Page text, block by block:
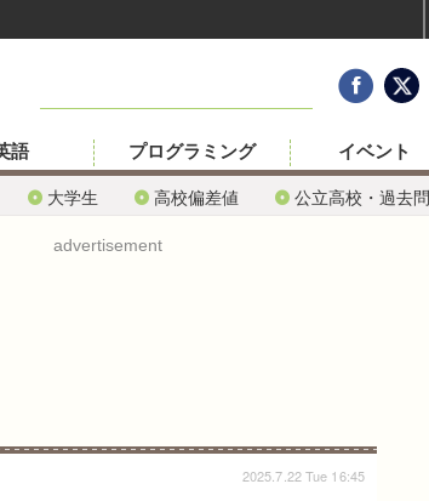
大学生 高校偏差値 公立高校・過去問
語 プログラミング イベント
advertisement
2025.7.22 Tue 16:45